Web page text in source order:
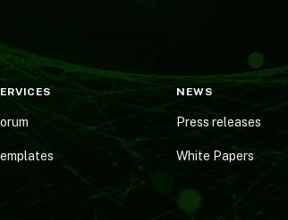
NEWS
Press releases
White Papers